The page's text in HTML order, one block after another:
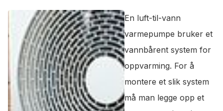
En luft-til-vann
varmepumpe bruker et
vannbårent system for
oppvarming. For å
montere et slik system
må man legge opp et